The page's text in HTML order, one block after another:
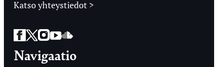
Katso yhteystiedot >
Facebook
Twitter
Instagram
YouTube
SoundCloud
Navigaatio